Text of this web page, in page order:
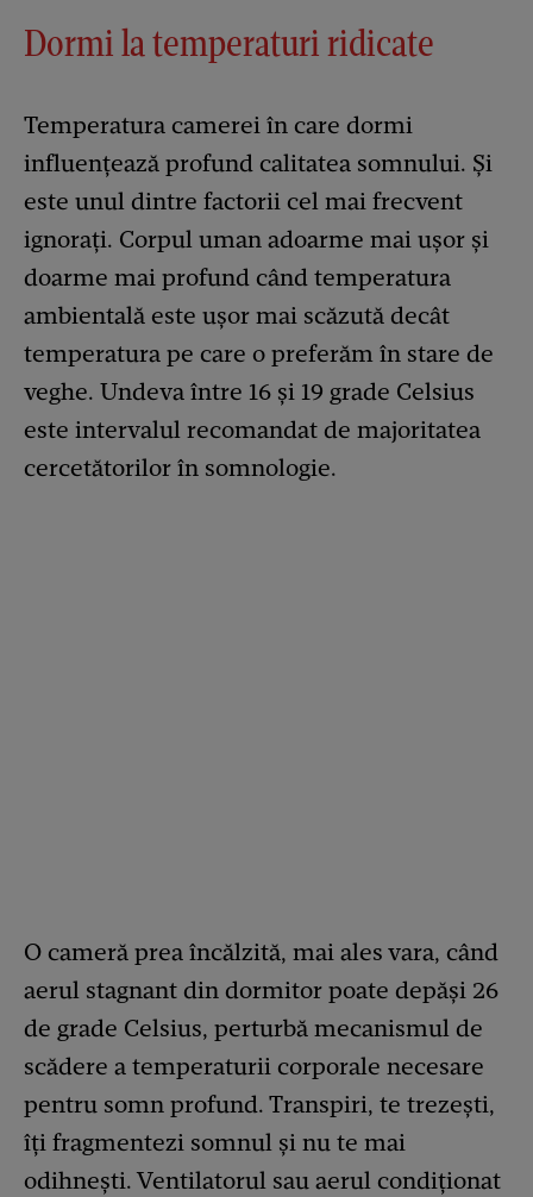
Dormi la temperaturi ridicate
Temperatura camerei în care dormi
influențează profund calitatea somnului. Și
este unul dintre factorii cel mai frecvent
ignorați. Corpul uman adoarme mai ușor și
doarme mai profund când temperatura
ambientală este ușor mai scăzută decât
temperatura pe care o preferăm în stare de
veghe. Undeva între 16 și 19 grade Celsius
este intervalul recomandat de majoritatea
cercetătorilor în somnologie.
O cameră prea încălzită, mai ales vara, când
aerul stagnant din dormitor poate depăși 26
de grade Celsius, perturbă mecanismul de
scădere a temperaturii corporale necesare
pentru somn profund. Transpiri, te trezești,
îți fragmentezi somnul și nu te mai
odihnești. Ventilatorul sau aerul condiționat